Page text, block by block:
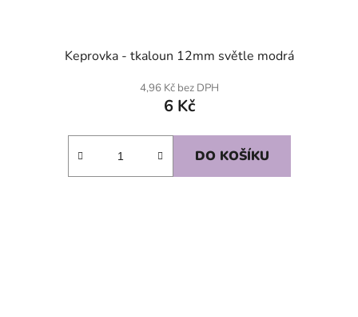
Keprovka - tkaloun 12mm světle modrá
4,96 Kč bez DPH
6 Kč
DO KOŠÍKU